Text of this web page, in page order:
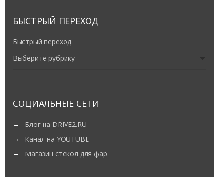
БЫСТРЫЙ ПЕРЕХОД
Быстрый переход
СОЦИАЛЬНЫЕ СЕТИ
Блог на DRIVE2.RU
Канал на YOUTUBE
Магазин стекол для фар